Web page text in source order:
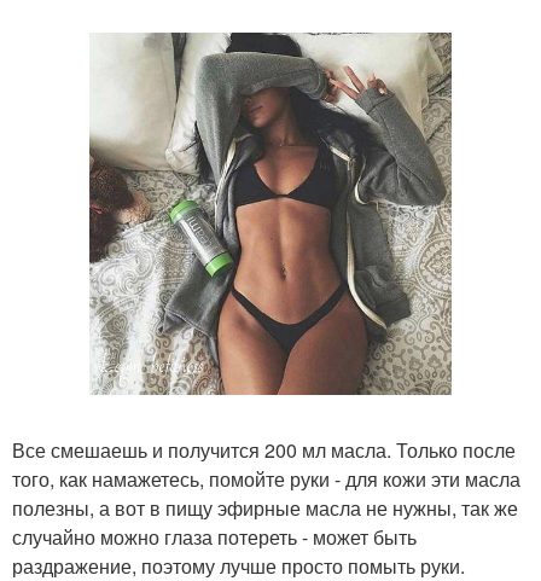
Все смешаешь и получится 200 мл масла. Только после
того, как намажетесь, помойте руки - для кожи эти масла
полезны, а вот в пищу эфирные масла не нужны, так же
случайно можно глаза потереть - может быть
раздражение, поэтому лучше просто помыть руки.